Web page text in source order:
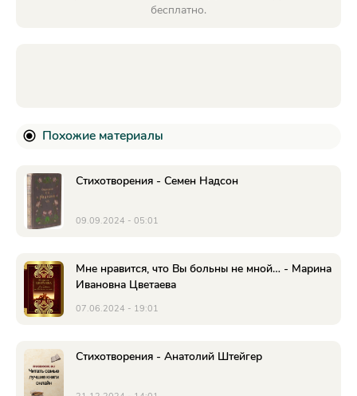
бесплатно.
Похожие материалы
Стихотворения - Семен Надсон
09.09.2024 - 05:01
Мне нравится, что Вы больны не мной… - Марина
Ивановна Цветаева
07.06.2024 - 19:01
Стихотворения - Анатолий Штейгер